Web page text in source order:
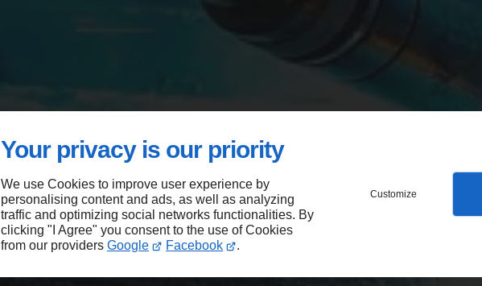
Your privacy is our priority
We use Cookies to improve user experience by
personalising content and ads, as well as analyzing
traffic and optimizing social networks functionalities. By
clicking "I Agree" you consent to the use of Cookies
from our providers Google Facebook .
Customize